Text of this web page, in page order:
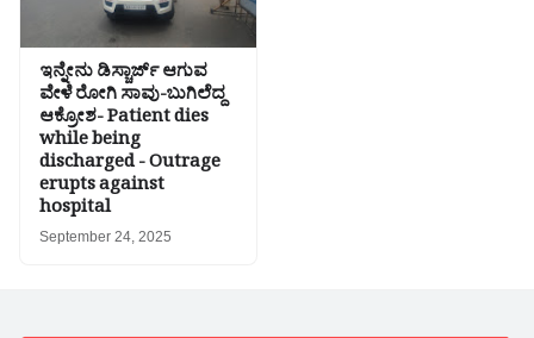
ಇನ್ನೇನು ಡಿಸ್ಚಾರ್ಜ್ ಆಗುವ
ವೇಳೆ ರೋಗಿ ಸಾವು-ಬುಗಿಲೆದ್ದ
ಆಕ್ರೋಶ- Patient dies
while being
discharged - Outrage
erupts against
hospital
September 24, 2025